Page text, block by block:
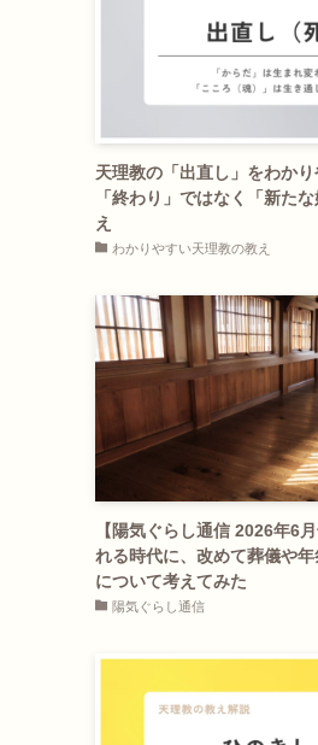
天理教の「出直し」をわか
「終わり」ではなく「新た
え
わかりやすい天理教の教え
【陽気ぐらし通信 2026年6
れる時代に、改めて葬儀や
について考えてみた
陽気ぐらし通信